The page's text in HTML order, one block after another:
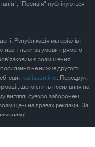
"Позиція" публікуються
Републікація матеріалів і
тільки за умови прямого
є розміщення
не нижче другого
сайт realist.online . Передрук,
що містить посилання на
вигляді суворо заборонені.
на правах реклами. За